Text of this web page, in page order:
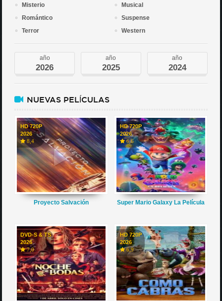
Misterio
Musical
Romántico
Suspense
Terror
Western
año
2026
año
2025
año
2024
NUEVAS PELÍCULAS
HD 720P
2026
8,4
Proyecto Salvación
HD 720P
2026
6,6
Super Mario Galaxy La Película
DVD-S & TS
2026
7,0
HD 720P
2026
6,9